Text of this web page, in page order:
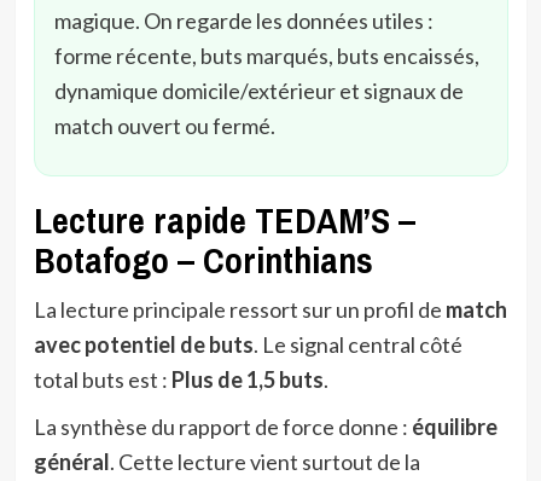
magique. On regarde les données utiles :
forme récente, buts marqués, buts encaissés,
dynamique domicile/extérieur et signaux de
match ouvert ou fermé.
Lecture rapide TEDAM’S –
Botafogo – Corinthians
La lecture principale ressort sur un profil de match
avec potentiel de buts. Le signal central côté
total buts est : Plus de 1,5 buts.
La synthèse du rapport de force donne : équilibre
général. Cette lecture vient surtout de la